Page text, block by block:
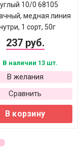
10/0 68105
медная линия
1 сорт, 50г
237 руб.
В наличии 13 шт.
В желания
Сравнить
В корзину